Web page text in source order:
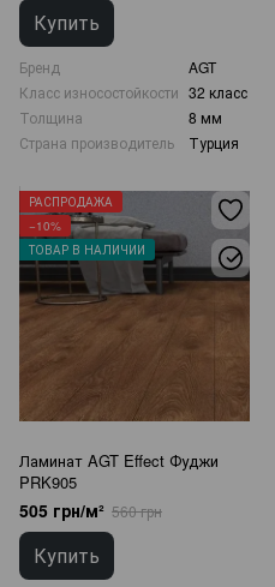
Купить
Бренд
AGT
Класс износостойкости 32 класс
Толщина
8 мм
Страна производитель
Турция
РАСПРОДАЖА
−10%
ТОВАР В НАЛИЧИИ
Ламинат AGT Effect Фуджи
PRK905
505 грн/м² 560 грн
Купить